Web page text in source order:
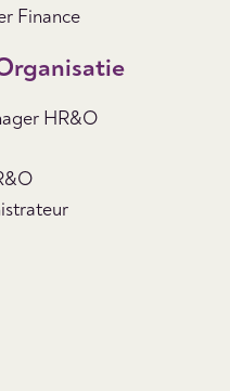
Finance
HR&O